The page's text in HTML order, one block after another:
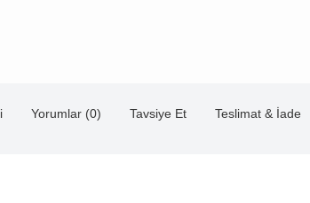
Yorumlar (0) Tavsiye Et Teslimat & İade